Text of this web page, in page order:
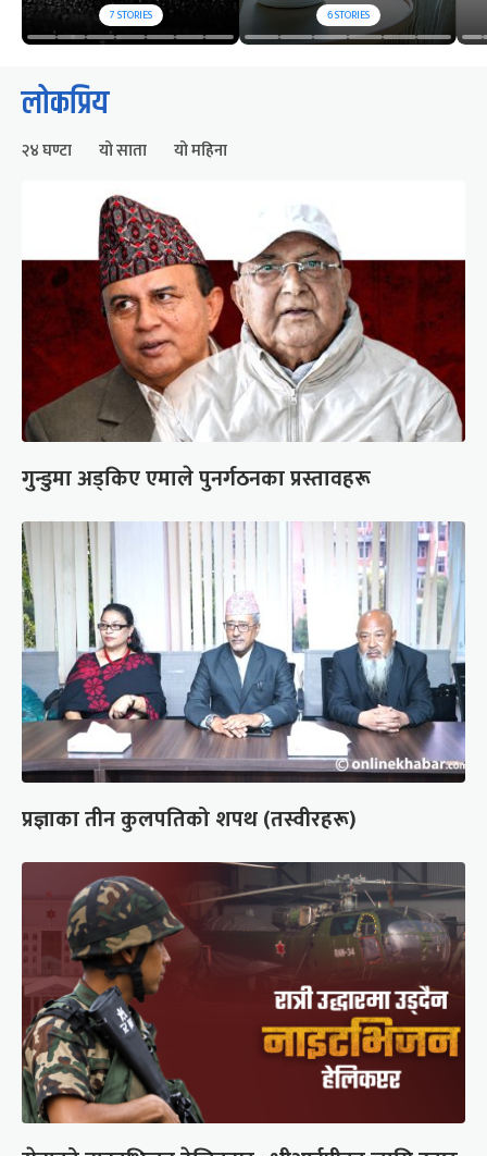
7STORIES 6STORIES
लोकप्रिय
२४ घण्टा यो साता यो महिना
गुन्डुमा अड्किए एमाले पुनर्गठनका प्रस्तावहरू
प्रज्ञाका तीन कुलपतिको शपथ (तस्वीरहरू)